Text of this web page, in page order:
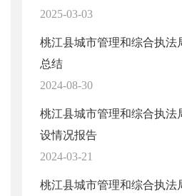
2025-03-03
桃江县城市管理和综合执法
总结
2024-08-30
桃江县城市管理和综合执法
设情况报告
2024-03-21
桃江县城市管理和综合执法